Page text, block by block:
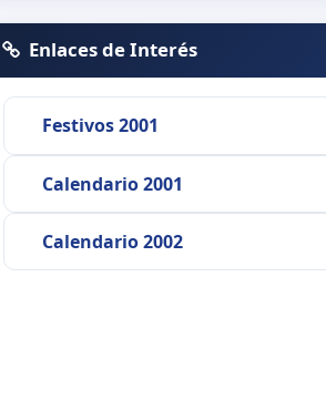
Enlaces de Interés
Festivos 2001
Calendario 2001
Calendario 2002